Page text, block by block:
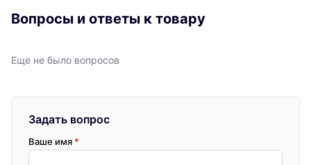
Вопросы и ответы к товару
Еще не было вопросов
Задать вопрос
Ваше имя *